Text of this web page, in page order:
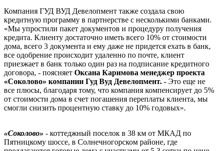
Компания ГУД ВУД Девелопмент также создала свою
кредитную программу в партнерстве с несколькими банками.
«Мы упростили пакет документов и процедуру получения
кредита. Клиенту достаточно иметь всего 10% от стоимости
дома, всего 3 документа и ему даже не придется ехать в банк,
все одобрение происходит удаленно по почте, клиент
приезжает в банк только один раз на подписание кредитного
договора, - поясняет Оксана Каримова менеджер проекта
«Соколово» компании Гуд Вуд Девелопмент. - Это еще не
все плюсы, благодаря тому, что компания компенсирует до 5%
от стоимости дома в счет погашения переплаты клиента, мы
смогли снизить процентную ставку до 10% годовых».
«Соколово» - коттеджный поселок в 38 км от МКАД по
Пятницкому шоссе, в Солнечногорском районе, где